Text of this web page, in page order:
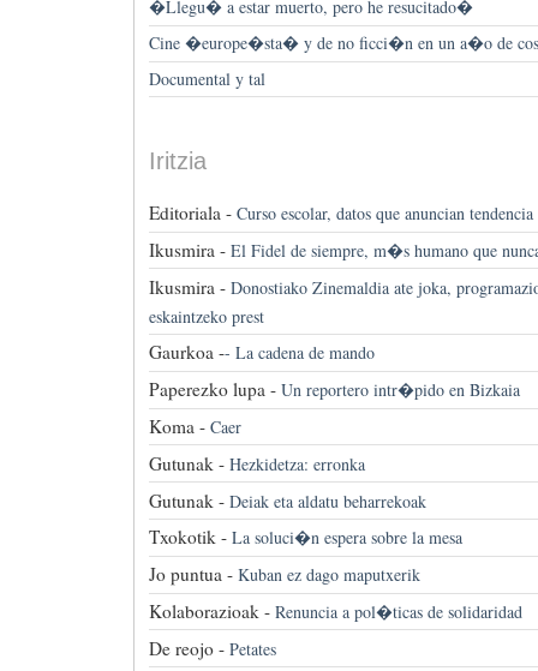
�Llegu� a estar muerto, pero he resucitado�
Cine �europe�sta� y de no ficci�n en un a�o de
Documental y tal
Iritzia
Editoriala - Curso escolar, datos que anuncian tendencia
Ikusmira - El Fidel de siempre, m�s humano que
Ikusmira - Donostiako Zinemaldia ate joka,
eskaintzeko prest
Gaurkoa -- La cadena de mando
Paperezko lupa - Un reportero intr�pido en Bizkaia
Koma - Caer
Gutunak - Hezkidetza: erronka
Gutunak - Deiak eta aldatu beharrekoak
Txokotik - La soluci�n espera sobre la mesa
Jo puntua - Kuban ez dago maputxerik
Kolaborazioak - Renuncia a pol�ticas de solidaridad
De reojo - Petates